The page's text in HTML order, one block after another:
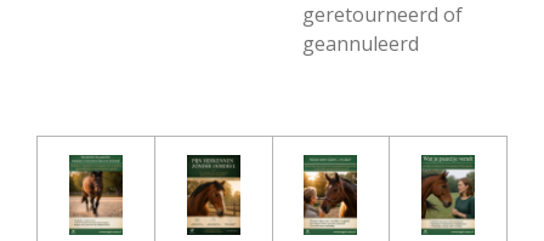
geretourneerd of
geannuleerd